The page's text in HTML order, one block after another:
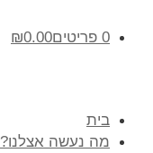
0 פריטים ₪0.00
בית
מה נעשה אצלנו?